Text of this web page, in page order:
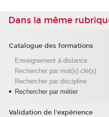
Dans la même
Catalogue des formations
Enseignement à distance
Rechercher par mot(s) clé(s)
Rechercher par discipline
Rechercher par métier
Validation de l'expérience